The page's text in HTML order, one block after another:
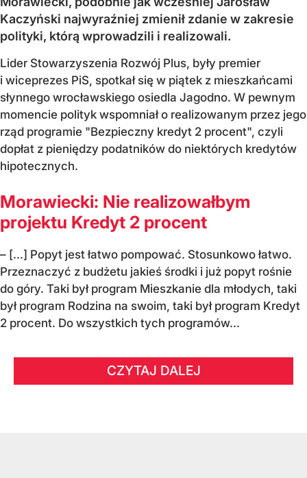
Kaczyński najwyraźniej zmienił zdanie w zakresie
polityki, którą wprowadzili i realizowali.
Lider Stowarzyszenia Rozwój Plus, były premier
i wiceprezes PiS, spotkał się w piątek z mieszkańcami
słynnego wrocławskiego osiedla Jagodno. W pewnym
momencie polityk wspomniał o realizowanym przez jego
rząd programie "Bezpieczny kredyt 2 procent", czyli
dopłat z pieniędzy podatników do niektórych kredytów
hipotecznych.
Morawiecki: Nie realizowałbym
projektu Kredyt 2 procent
– [...] Popyt jest łatwo pompować. Stosunkowo łatwo.
Przeznaczyć z budżetu jakieś środki i już popyt rośnie
do góry. Taki był program Mieszkanie dla młodych, taki
był program Rodzina na swoim, taki był program Kredyt
2 procent. Do wszystkich tych programów...
CZYTAJ DALEJ